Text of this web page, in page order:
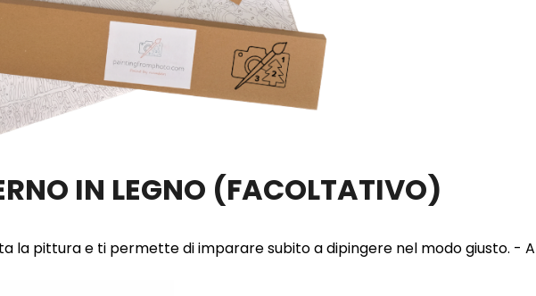
IN LEGNO (FACOLTATIVO)
la pittura e ti permette di imparare subito a dipingere nel modo giusto.